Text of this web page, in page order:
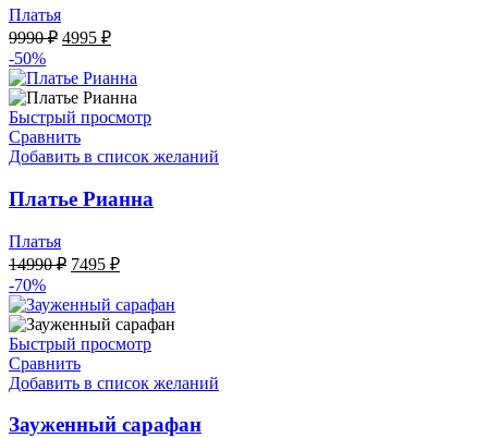
Платья
9990₽ Первоначальная
составляла
9990 ₽.
4995 ₽Текущая
4995 ₽.
-50%
Быстрый просмотр
Сравнить
Добавить в список желаний
Платье Рианна
Платья
14990₽ Первоначальная
составляла
14990 ₽.
7495 ₽Текущая
7495 ₽.
-70%
Быстрый просмотр
Сравнить
Добавить в список желаний
Зауженный сарафан